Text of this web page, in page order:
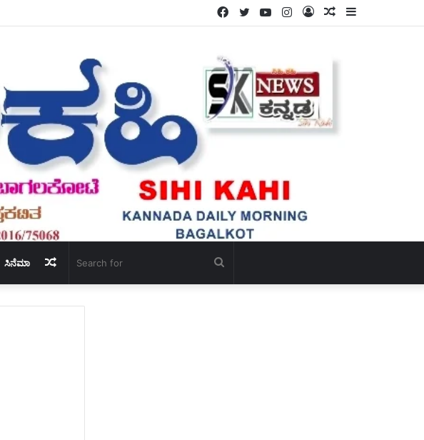
Sidebar
Random
Log
Instagram
YouTube
Twitter
Facebook
ಸಿನೆಮಾ Search
Random
Article